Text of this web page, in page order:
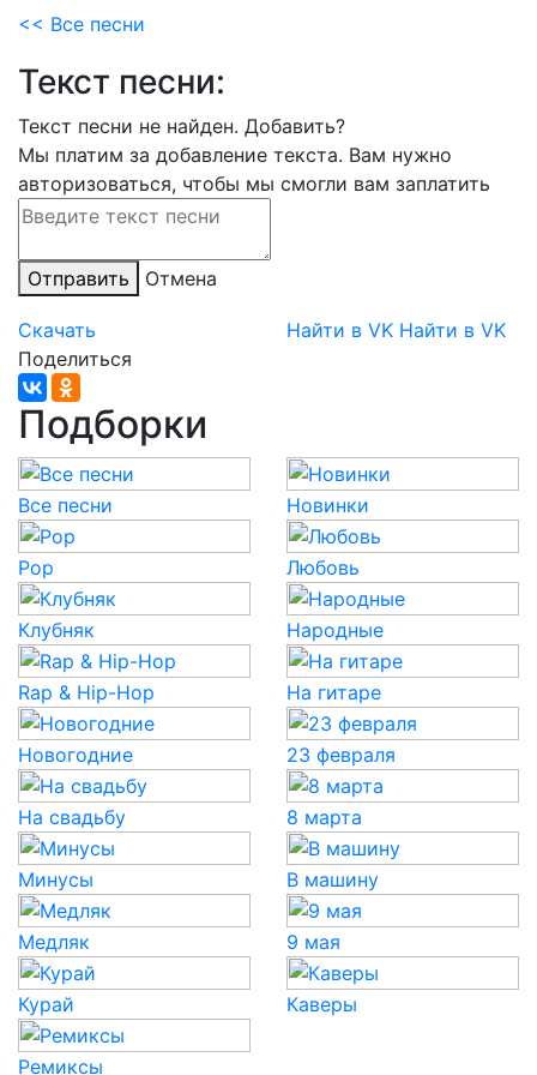
<< Все песни
Текст песни:
Текст песни не найден. Добавить?
Мы платим за добавление текста. Вам нужно
авторизоваться, чтобы мы смогли вам заплатить
Отправить Отмена
Скачать Найти в VK Найти в VK
Поделиться
Подборки
Все песни Новинки
Pop Любовь
Клубняк Народные
Rap & Hip-Hop На гитаре
Новогодние 23 февраля
На свадьбу 8 марта
Минусы В машину
Медляк 9 мая
Курай Каверы
Ремиксы